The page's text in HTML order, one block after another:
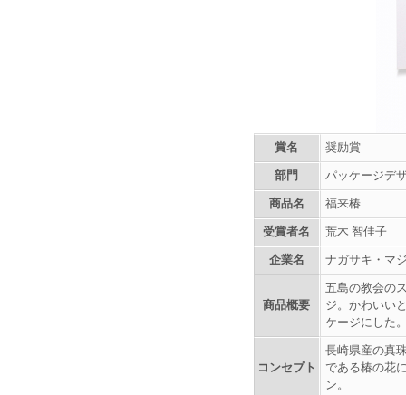
賞名 奨励賞
部門 パッケージデ
商品名 福来椿
受賞者名 荒木 智佳子
企業名 ナガサキ・マ
商品概要
五島の教会の
ジ。かわいい
ケージにした
コンセプト
長崎県産の真
である椿の花
ン。